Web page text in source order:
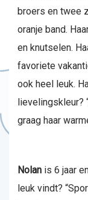
broers en twee
oranje band.
en knutselen.
favoriete
ook heel leuk.
lievelingskleur?
graag haar
Nolan is 6 jaar
leuk vindt?